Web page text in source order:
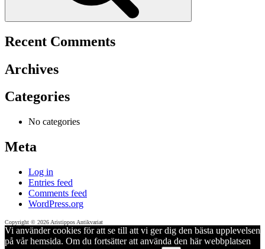
Recent Comments
Archives
Categories
No categories
Meta
Log in
Entries feed
Comments feed
WordPress.org
Copyright © 2026 Aristippos Antikvariat
Vi använder cookies för att se till att vi ger dig den bästa upplevelsen
på vår hemsida. Om du fortsätter att använda den här webbplatsen